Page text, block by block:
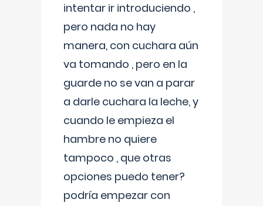
intentar ir introduciendo ,
pero nada no hay
manera, con cuchara aún
va tomando , pero en la
guarde no se van a parar
a darle cuchara la leche, y
cuando le empieza el
hambre no quiere
tampoco , que otras
opciones puedo tener?
podría empezar con